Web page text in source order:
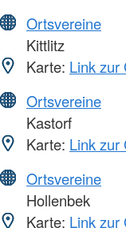
Ortsvereine
Kittlitz
Karte: Link zur
Ortsvereine
Kastorf
Karte: Link zur
Ortsvereine
Hollenbek
Karte: Link zur